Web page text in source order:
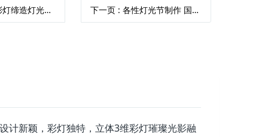
灯光节文化盛宴 下一页 : 各性灯光节制作 国际灯光秀火爆制作中
计新颖，彩灯独特，立体3维彩灯璀璨光影融